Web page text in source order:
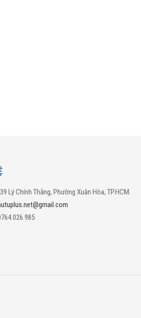
Lý Chính Thắng, Phường Xuân Hòa, TP.HCM.